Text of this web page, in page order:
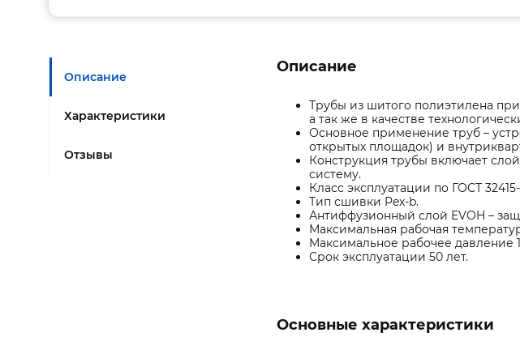
Описание
Характеристики
Отзывы
Описание
Трубы из шитого полиэтилена
а так же в качестве
Основное применение труб –
открытых площадок) и
Конструкция трубы включает
систему.
Класс эксплуатации по ГОСТ 32415-
Тип сшивки Pex-b.
Антиффузионный слой EVOH –
Максимальная рабочая
Максимальное рабочее давление
Срок эксплуатации 50 лет.
Основные характеристики